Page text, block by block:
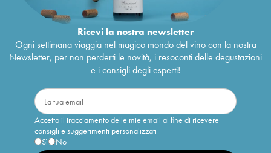
Ricevi la nostra newsletter
Ogni settimana viaggia nel magico mondo del vino con la nostra
Newsletter, per non perderti le novità, i resoconti delle degustazioni
e i consigli degli esperti!
Accetto il tracciamento delle mie email al fine di ricevere
consigli e suggerimenti personalizzati
Sì
No